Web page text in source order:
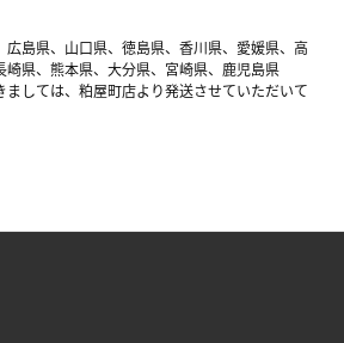
広島県、山口県、徳島県、香川県、愛媛県、高
崎県、熊本県、大分県、宮崎県、鹿児島県
しては、粕屋町店より発送させていただいて